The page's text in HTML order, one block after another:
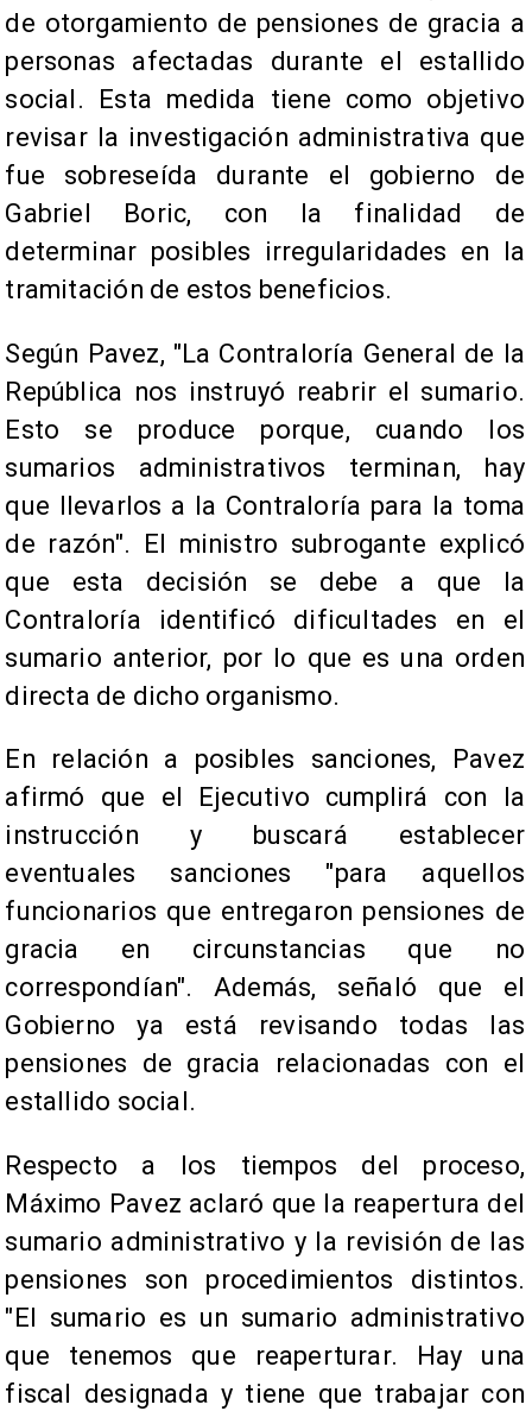
de otorgamiento de pensiones de gracia a
personas afectadas durante el estallido
social. Esta medida tiene como objetivo
revisar la investigación administrativa que
fue sobreseída durante el gobierno de
Gabriel Boric, con la finalidad de
determinar posibles irregularidades en la
tramitación de estos beneficios.
Según Pavez, "La Contraloría General de la
República nos instruyó reabrir el sumario.
Esto se produce porque, cuando los
sumarios administrativos terminan, hay
que llevarlos a la Contraloría para la toma
de razón". El ministro subrogante explicó
que esta decisión se debe a que la
Contraloría identificó dificultades en el
sumario anterior, por lo que es una orden
directa de dicho organismo.
En relación a posibles sanciones, Pavez
afirmó que el Ejecutivo cumplirá con la
instrucción y buscará establecer
eventuales sanciones "para aquellos
funcionarios que entregaron pensiones de
gracia en circunstancias que no
correspondían". Además, señaló que el
Gobierno ya está revisando todas las
pensiones de gracia relacionadas con el
estallido social.
Respecto a los tiempos del proceso,
Máximo Pavez aclaró que la reapertura del
sumario administrativo y la revisión de las
pensiones son procedimientos distintos.
"El sumario es un sumario administrativo
que tenemos que reaperturar. Hay una
fiscal designada y tiene que trabajar con